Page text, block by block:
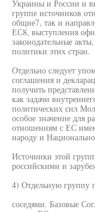
Украины и России и
группе источников
общие7, так и
ЕС8, выступления
законодательные
политики этих стран.
Отдельно следует
соглашения и
получить
как задачи
политических сил
особое значение для
отношениям с ЕС
народу и
Источники этой
российскими и
4) Отдельную группу
соседями. Базовые